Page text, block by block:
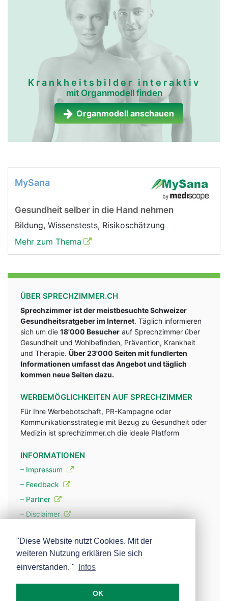
Krankheitsbilder interaktiv
mit Organmodell finden
Organmodell anschauen
MySana
Gesundheit selber in die Hand nehmen
Bildung, Wissenstests, Risikoschätzung
Mehr zum Thema
ÜBER SPRECHZIMMER.CH
Sprechzimmer ist der meistbesuchte Schweizer
Gesundheitsratgeber im Internet. Täglich informieren
sich um die 18'000 Besucher auf Sprechzimmer über
Gesundheit und Wohlbefinden, Prävention, Krankheit
und Therapie. Über 23'000 Seiten mit fundlerten
Informationen umfasst das Angebot und täglich
kommen neue Seiten dazu.
WERBEMÖGLICHKEITEN AUF SPRECHZIMMER
Für Ihre Werbebotschaft, PR-Kampagne oder
Kommunikationsstrategie mit Bezug zu Gesundheit oder
Medizin ist sprechzimmer.ch die ideale Platform
INFORMATIONEN
– Impressum
– Feedback
– Partner
– Disclaimer
– Werbung
– Mehr über unsere Experten
"Diese Website nutzt Cookies. Mit der
weiteren Nutzung erklären Sie sich
einverstanden. "
Infos
OK